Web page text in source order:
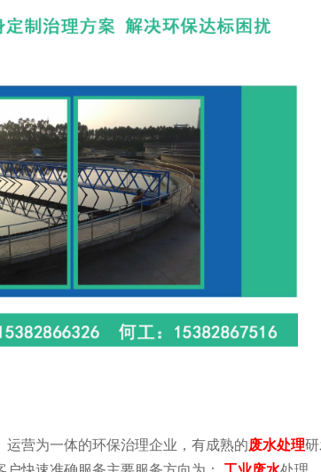
营为一体的环保治理企业，有成熟的废水处理研